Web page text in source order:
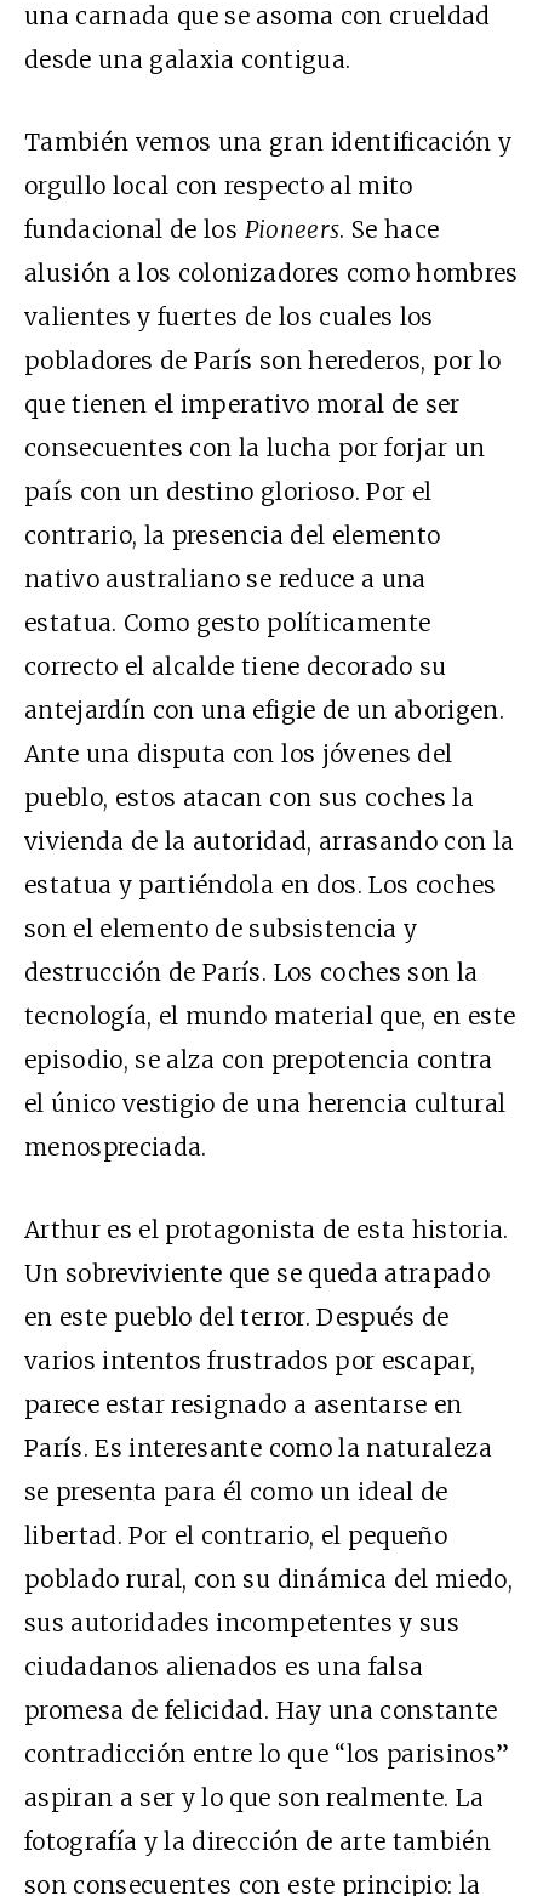
una carnada que se asoma con crueldad
desde una galaxia contigua.
También vemos una gran identificación y
orgullo local con respecto al mito
fundacional de los Pioneers. Se hace
alusión a los colonizadores como hombres
valientes y fuertes de los cuales los
pobladores de París son herederos, por lo
que tienen el imperativo moral de ser
consecuentes con la lucha por forjar un
país con un destino glorioso. Por el
contrario, la presencia del elemento
nativo australiano se reduce a una
estatua. Como gesto políticamente
correcto el alcalde tiene decorado su
antejardín con una efigie de un aborigen.
Ante una disputa con los jóvenes del
pueblo, estos atacan con sus coches la
vivienda de la autoridad, arrasando con la
estatua y partiéndola en dos. Los coches
son el elemento de subsistencia y
destrucción de París. Los coches son la
tecnología, el mundo material que, en este
episodio, se alza con prepotencia contra
el único vestigio de una herencia cultural
menospreciada.
Arthur es el protagonista de esta historia.
Un sobreviviente que se queda atrapado
en este pueblo del terror. Después de
varios intentos frustrados por escapar,
parece estar resignado a asentarse en
París. Es interesante como la naturaleza
se presenta para él como un ideal de
libertad. Por el contrario, el pequeño
poblado rural, con su dinámica del miedo,
sus autoridades incompetentes y sus
ciudadanos alienados es una falsa
promesa de felicidad. Hay una constante
contradicción entre lo que “los parisinos”
aspiran a ser y lo que son realmente. La
fotografía y la dirección de arte también
son consecuentes con este principio: la